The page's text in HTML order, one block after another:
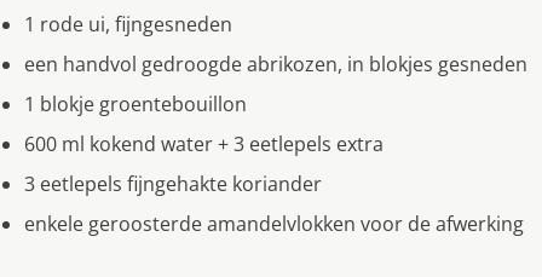
1 rode ui, fijngesneden
een handvol gedroogde abrikozen, in blokjes gesneden
1 blokje groentebouillon
600 ml kokend water + 3 eetlepels extra
3 eetlepels fijngehakte koriander
enkele geroosterde amandelvlokken voor de afwerking